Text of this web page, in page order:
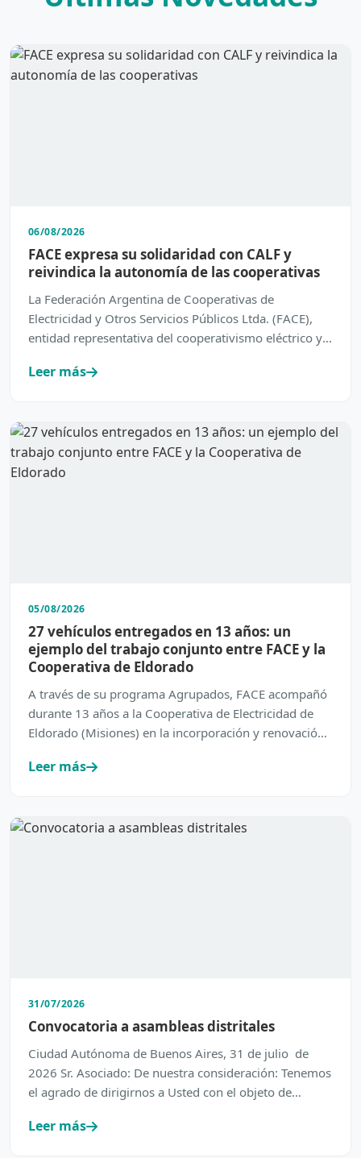
06/08/2026
FACE expresa su solidaridad con CALF y
reivindica la autonomía de las cooperativas
La Federación Argentina de Cooperativas de
Electricidad y Otros Servicios Públicos Ltda. (FACE),
entidad representativa del cooperativismo eléctrico y
Leer más
05/08/2026
27 vehículos entregados en 13 años: un
ejemplo del trabajo conjunto entre FACE y la
Cooperativa de Eldorado
A través de su programa Agrupados, FACE acompañó
durante 13 años a la Cooperativa de Electricidad de
Eldorado (Misiones) en la incorporación y renovación
Leer más
31/07/2026
Convocatoria a asambleas distritales
Ciudad Autónoma de Buenos Aires, 31 de julio de
2026 Sr. Asociado: De nuestra consideración: Tenemos
el agrado de dirigirnos a Usted con el objeto de
Leer más